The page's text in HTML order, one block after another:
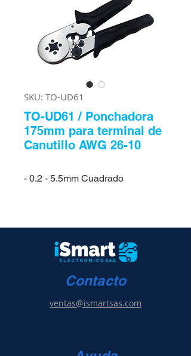
SKU: TO-UD61
TO-UD61 / Ponchadora
175mm para terminal de
Canutillo AWG 26-10
- 0.2 - 5.5mm Cuadrado
Contacto
ventas@ismartsas.com